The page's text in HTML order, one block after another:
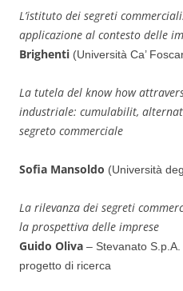
L’istituto dei segreti
applicazione al contesto delle
Brighenti (Università Ca’
La tutela del know how
industriale: cumulabilit,
segreto commerciale
Sofia Mansoldo (Università
La rilevanza dei segreti
la prospettiva delle imprese
Guido Oliva – Stevanato
progetto di ricerca